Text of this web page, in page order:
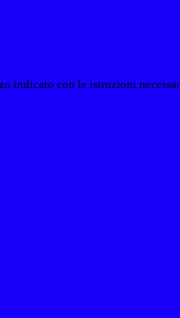
indicato con le istruzioni